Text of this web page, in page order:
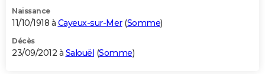
Naissance
11/10/1918 à Cayeux-sur-Mer(Somme)
Décès
23/09/2012 à Salouël (Somme)